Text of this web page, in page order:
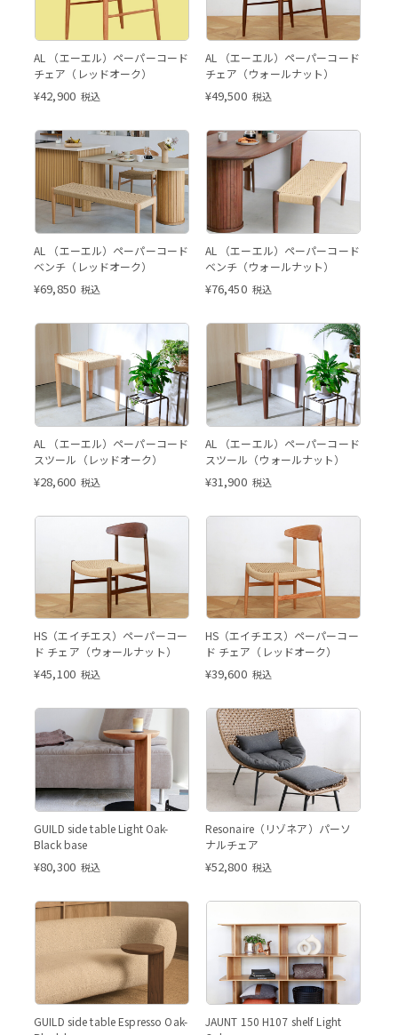
AL （エーエル）ペーパーコード
チェア（レッドオーク）
¥42,900 税込
AL （エーエル）ペーパーコード
チェア（ウォールナット）
¥49,500 税込
AL レッドオーク
AL （エーエル）ペーパーコード
ベンチ（レッドオーク）
¥69,850 税込
AL （エーエル）ペーパーコード
ベンチ（ウォールナット）
¥76,450 税込
AL （エーエル）ペーパーコード
スツール（レッドオーク）
¥28,600 税込
AL （エーエル）ペーパーコード
スツール（ウォールナット）
¥31,900 税込
HS ウォールナット
HS（エイチエス）ペーパーコー
ド チェア（ウォールナット）
¥45,100 税込
HS（エイチエス）ペーパーコー
ド チェア（レッドオーク）
¥39,600 税込
GUILD side table Light Oak-
Black base
¥80,300 税込
Resonaire（リゾネア）パーソ
ナルチェア
¥52,800 税込
GUILD side table Espresso Oak-
JAUNT 150 H107 shelf Light